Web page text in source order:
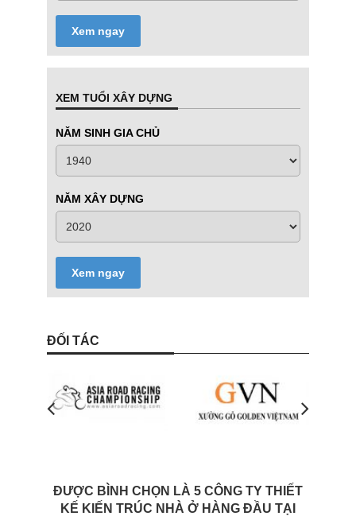
Xem ngay
XEM TUỔI XÂY DỰNG
NĂM SINH GIA CHỦ
NĂM XÂY DỰNG
Xem ngay
ĐỐI TÁC
ĐƯỢC BÌNH CHỌN LÀ 5 CÔNG TY THIẾT
KẾ KIẾN TRÚC NHÀ Ở HÀNG ĐẦU TẠI